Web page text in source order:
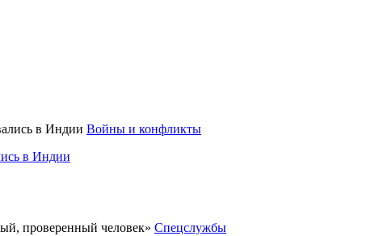
Войны и конфликты
в Индии
Спецслужбы